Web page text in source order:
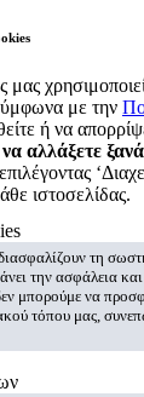
μας
με την
ή να
αλλάξετε
επιλέγοντας
ιστοσελίδας.
τη
την ασφάλεια
μπορούμε να
τόπου μας,